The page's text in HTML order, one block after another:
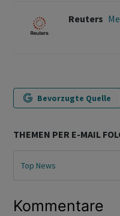
Reuters
Bevorzugte Quelle
THEMEN PER E-MAIL
Top News
Kommentare